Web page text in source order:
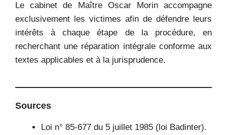
Le cabinet de Maître Oscar Morin accompagne
exclusivement les victimes afin de défendre leurs
intérêts à chaque étape de la procédure, en
recherchant une réparation intégrale conforme aux
textes applicables et à la jurisprudence.
Sources
Loi n° 85-677 du 5 juillet 1985 (loi Badinter).